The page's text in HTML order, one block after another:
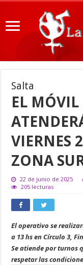
Salta
EL MÓVIL
VIERNES
ZONA
22 de junio de 2025
205 lecturas
El operativo se
a 13 hs en Círculo 3,
Se atiende por turnos
respetar las